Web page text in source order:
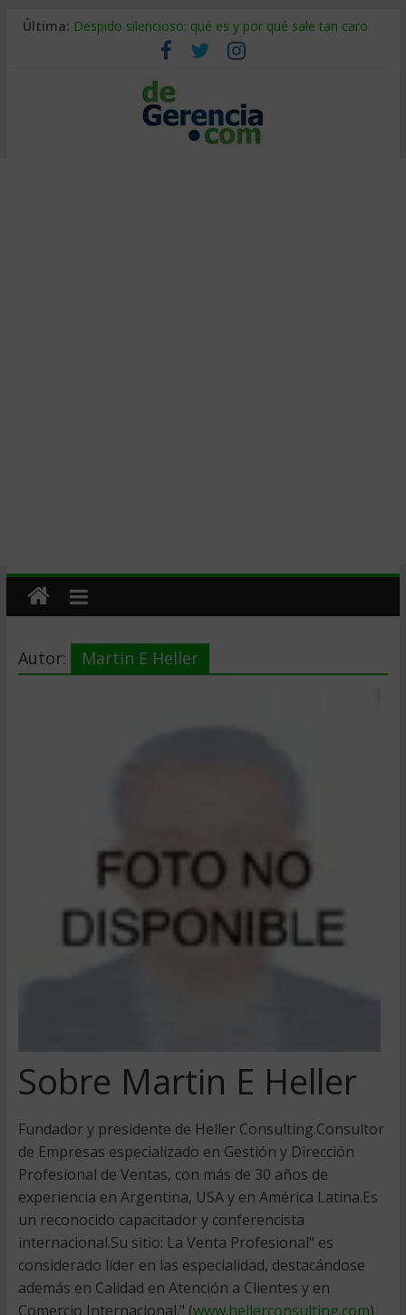
Última: Despido silencioso: qué es y por qué sale tan caro
La economía de Venezuela después del terremoto
Los 8 pasos de Kotter: liderar el cambio sin fracasar
Gestión de proyectos con IA: qué cambia en el oficio
IA y creatividad: cómo evitar que todos piensen igual
Autor: Martin E Heller
Sobre Martin E Heller
Fundador y presidente de Heller Consulting.Consultor
de Empresas especializado en Gestión y Dirección
Profesional de Ventas, con más de 30 años de
experiencia en Argentina, USA y en América Latina.Es
un reconocido capacitador y conferencista
internacional.Su sitio: La Venta Profesional" es
considerado líder en las especialidad, destacándose
además en Calidad en Atención a Clientes y en
Comercio Internacional." (www.hellerconsulting.com)